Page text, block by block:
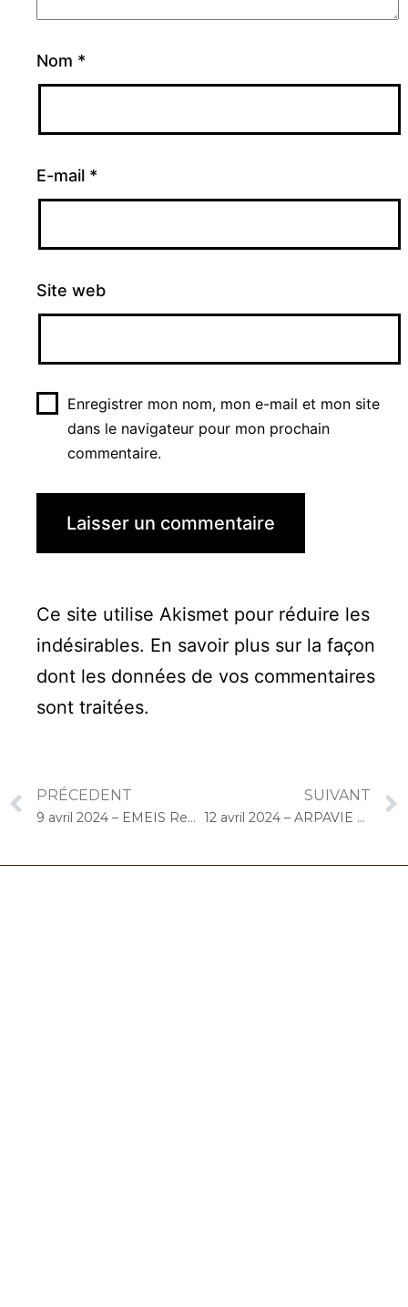
Nom *
E-mail *
Site web
Enregistrer mon nom, mon e-mail et mon site
dans le navigateur pour mon prochain
commentaire.
Ce site utilise Akismet pour réduire les
indésirables. En savoir plus sur la façon
dont les données de vos commentaires
sont traitées.
PRÉCEDENT
9 avril 2024 – EMEIS René Legros (Dourdan) : Concert « Cello Solo »
SUIVANT
12 avril 2024 – ARPAVIE Champfleury (Sèvres) : Concert « Choco-Cello Solo »